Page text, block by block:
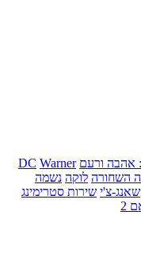
אהבה ורעם DC Warner
השחורה לוקה נשמה
שאנג-צ'י שירות סטרימינג
2